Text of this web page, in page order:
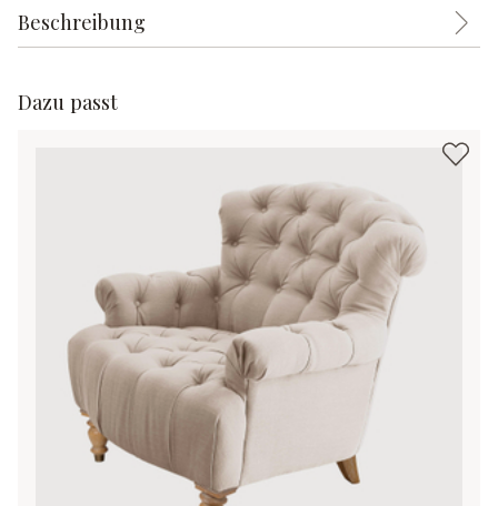
Beschreibung
Dazu passt